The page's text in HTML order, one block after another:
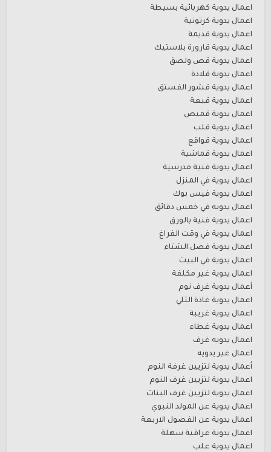
اعمال يدوية كهربائية بسيطة
اعمال يدوية كرتونية
اعمال يدوية قديمة
اعمال يدوية قارورة بلاستيك
اعمال يدوية قص ولصق
اعمال يدوية قلادة
اعمال يدوية قشور الفستق
اعمال يدوية قبعة
اعمال يدوية قميص
اعمال يدوية قلب
اعمال يدوية قواقع
اعمال يدوية قماشية
اعمال يدوية فنية مدرسية
اعمال يدوية في المنزل
اعمال يدوية فيس بوك
اعمال يدويه في خمس دقائق
اعمال يدوية فنية بالورق
اعمال يدوية في وقت الفراغ
اعمال يدوية فصل الشتاء
اعمال يدوية في البيت
اعمال يدوية غير مكلفة
أعمال يدوية غرف نوم
اعمال يدوية غادة التلي
اعمال يدوية غريبة
اعمال يدوية غطاء
اعمال يدويه غرف
اعمال غير يدويه
أعمال يدوية لتزيين غرفة النوم
اعمال يدوية لتزيين غرف النوم
اعمال يدوية لتزيين غرف البنات
اعمال يدوية عن المولد النبوي
اعمال يدوية عن الفصول الاربعة
اعمال يدوية عراقية سهلة
اعمال يدوية علب